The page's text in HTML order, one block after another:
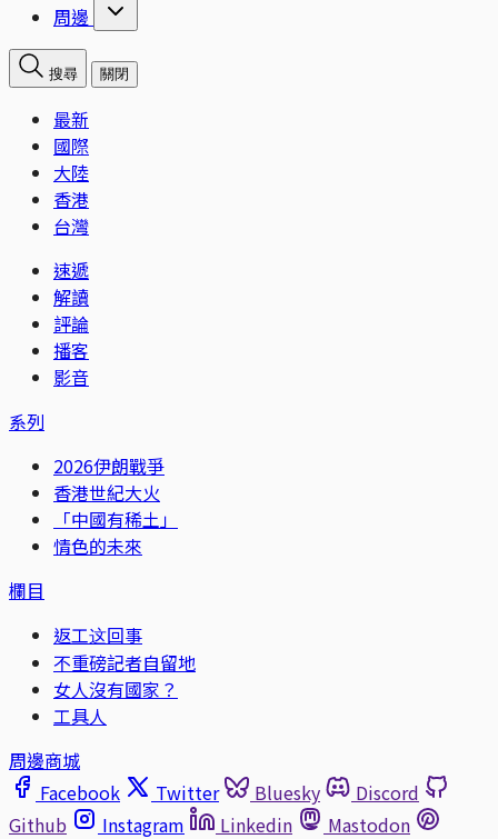
周邊
搜尋 關閉
最新
國際
大陸
香港
台灣
速遞
解讀
評論
播客
影音
系列
2026伊朗戰爭
香港世紀大火
「中國有稀土」
情色的未來
欄目
返工这回事
不重磅記者自留地
女人沒有國家？
工具人
周邊商城
Facebook
Twitter Bluesky
Discord
Github
Instagram Linkedin
Mastodon